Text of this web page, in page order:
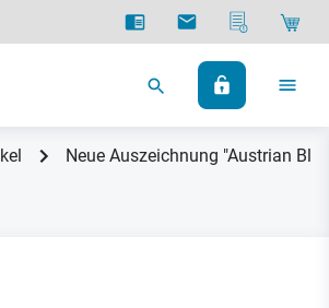
Neue Auszeichnung "Austrian